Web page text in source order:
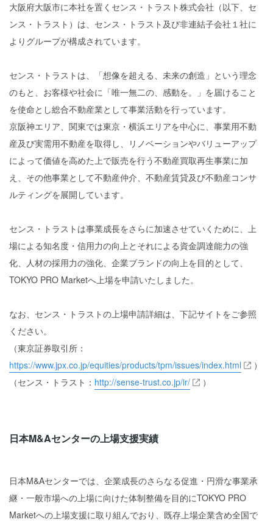
大阪府大阪市に本社を置くセンス・トラスト株式会社（以下、セ
ンス・トラスト）は、センス・トラスト及び非連結子会社１社に
よりグループが構成されています。
センス・トラストは、「想像を超える、未来の創造」という理念
のもと、お客様や社会に「唯一無二の、感動を。」を届けること
を使命とし総合不動産業として事業活動を行っています。
京阪神エリア、関東では東京・横浜エリアを中心に、事業用不動
産及び実需用不動産を取得し、リノベーションやバリューアップ
によって価値を高めた上で販売を行う不動産買取再生事業に加
え、その他事業として不動産仲介、不動産賃貸及び不動産コンサ
ルティングを展開しています。
センス・トラストは事業成長をさらに加速させていくために、上
場による知名度・信用力の向上とそれによる資金調達能力の強
化、人材の採用力の強化、企業ブランドの向上を目的として、
TOKYO PRO Marketへ上場を申請いたしました。
なお、センス・トラストの上場申請詳細は、下記サイトをご参照
ください。
（東京証券取引所：
https://www.jpx.co.jp/equities/products/tpm/issues/index.html
）
（センス・トラスト： http://sense-trust.co.jp/ir/ ）
日本M&Aセンターの上場支援実績
日本M&Aセンターでは、企業成長のさらなる促進・円滑な事業承
継・一般市場への上場に向けた体制整備を目的にTOKYO PRO
Marketへの上場支援に取り組んでおり、既存上場企業含め全国で